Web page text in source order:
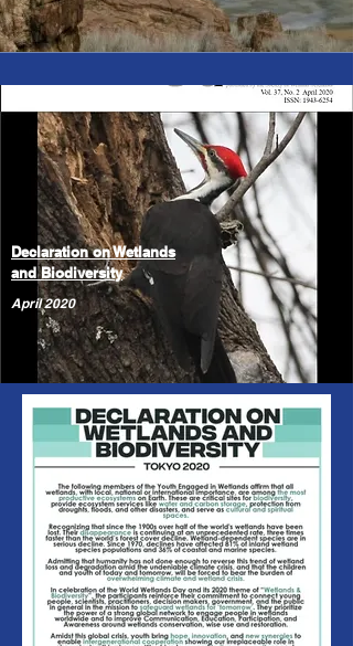
Declaration on Wetlands
and Biodiversity
April 2020